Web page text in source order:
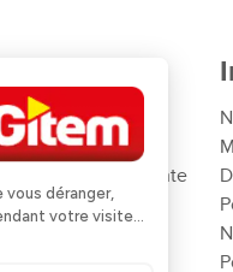
Pose et services
Financement
Service Après Vente